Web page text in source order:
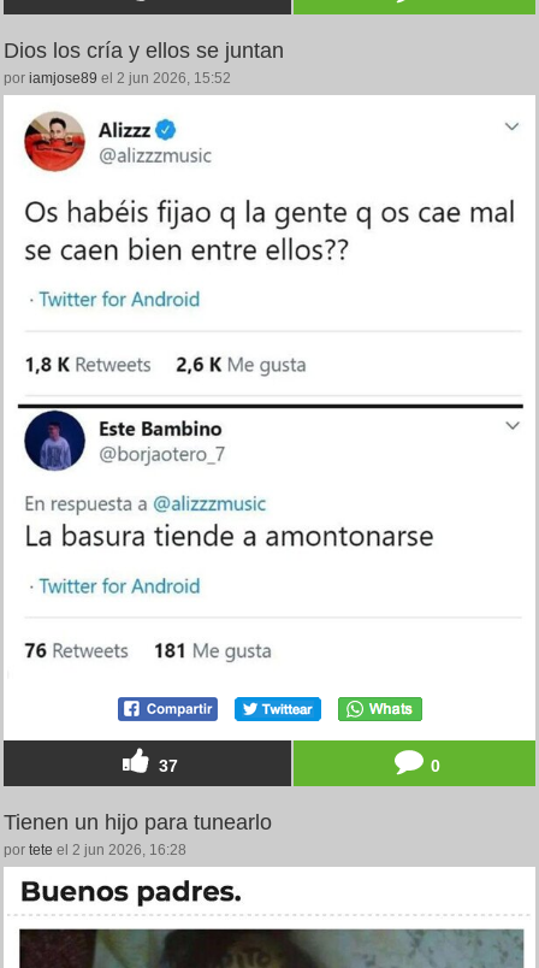
Dios los cría y ellos se juntan
por iamjose89 el 2 jun 2026, 15:52
37 0
Tienen un hijo para tunearlo
por tete el 2 jun 2026, 16:28